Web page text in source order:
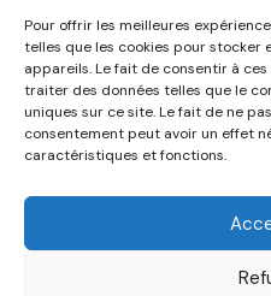
Pour offrir les meilleures
telles que les cookies pour stocker
appareils. Le fait de consentir à
traiter des données telles que le
uniques sur ce site. Le fait de ne
consentement peut avoir un effet
caractéristiques et fonctions.
Mentions légales
Politique de confidentialité
Politique de cookies (UE)
Suivez-nous sur